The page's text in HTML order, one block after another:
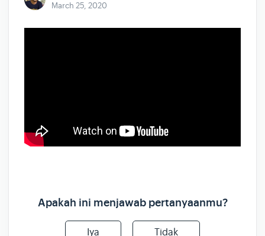
March 25, 2020
Apakah ini menjawab pertanyaanmu?
Iya Tidak